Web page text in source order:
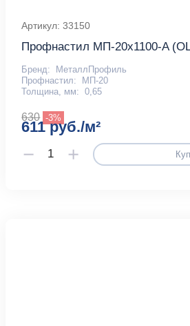
Артикул: 33150
Профнастил МП-20x1100-A
Бренд:
МеталлПрофиль
Профнастил:
МП-20
Толщина, мм: 0,65
630 -3%
611 руб./м²